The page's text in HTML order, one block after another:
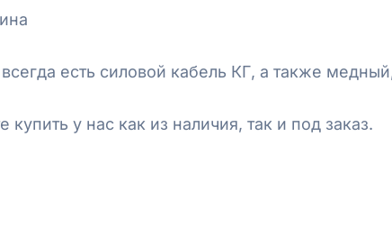
есть силовой кабель КГ, а также
у нас как из наличия, так и под заказ.